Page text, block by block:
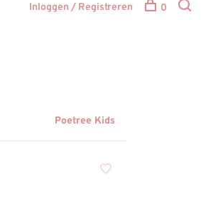
Inloggen / Registreren 0
Poetree Kids